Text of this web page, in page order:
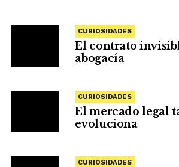
CURIOSIDADES
El contrato
abogacía
CURIOSIDADES
El mercado legal
evoluciona
CURIOSIDADES